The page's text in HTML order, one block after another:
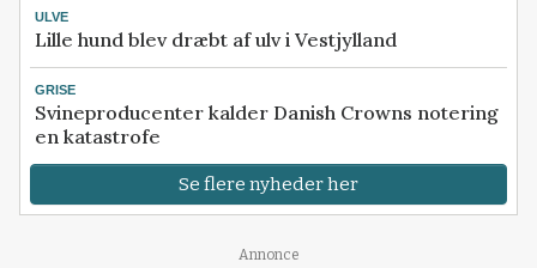
ULVE
Lille hund blev dræbt af ulv i Vestjylland
GRISE
Svineproducenter kalder Danish Crowns notering
en katastrofe
Se flere nyheder her
Annonce